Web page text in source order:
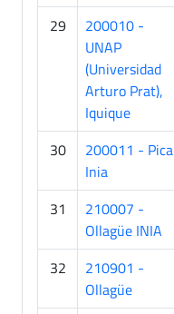
29
200010 -
UNAP
(Universidad
Arturo Prat),
Iquique
30
200011 - Pica
Inia
31
210007 -
Ollagüe INIA
32
210901 -
Ollagüe